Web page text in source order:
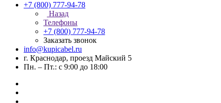
+7 (800) 777-94-78
Назад
Телефоны
+7 (800) 777-94-78
Заказать звонок
info@kupicabel.ru
г. Краснодар, проезд Майский 5
Пн. – Пт.: с 9:00 до 18:00